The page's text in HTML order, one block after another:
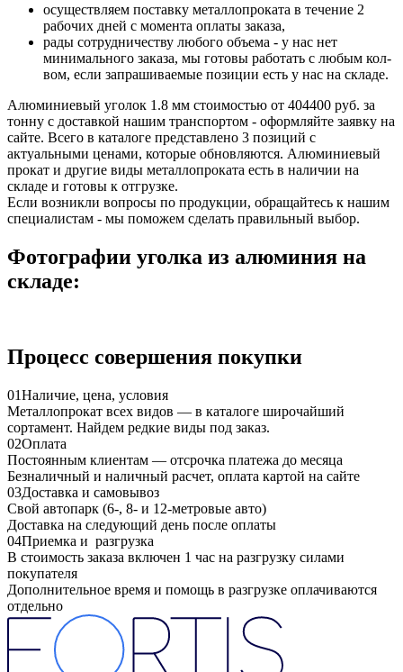
осуществляем поставку металлопроката в течение 2
рабочих дней с момента оплаты заказа,
рады сотрудничеству любого объема - у нас нет
минимального заказа, мы готовы работать с любым кол-
вом, если запрашиваемые позиции есть у нас на складе.
Алюминиевый уголок 1.8 мм стоимостью от 404400 руб. за
тонну с доставкой нашим транспортом - оформляйте заявку на
сайте. Всего в каталоге представлено 3 позиций с
актуальными ценами, которые обновляются. Алюминиевый
прокат и другие виды металлопроката есть в наличии на
складе и готовы к отгрузке.
Если возникли вопросы по продукции, обращайтесь к нашим
специалистам - мы поможем сделать правильный выбор.
Фотографии уголка из алюминия на
складе:
Процесс совершения покупки
01Наличие, цена, условия
Металлопрокат всех видов — в каталоге широчайший
сортамент. Найдем редкие виды под заказ.
02Оплата
Постоянным клиентам — отсрочка платежа до месяца
Безналичный и наличный расчет, оплата картой на сайте
03Доставка и самовывоз
Свой автопарк (6-, 8- и 12-метровые авто)
Доставка на следующий день после оплаты
04Приемка и разгрузка
В стоимость заказа включен 1 час на разгрузку силами
покупателя
Дополнительное время и помощь в разгрузке оплачиваются
отдельно